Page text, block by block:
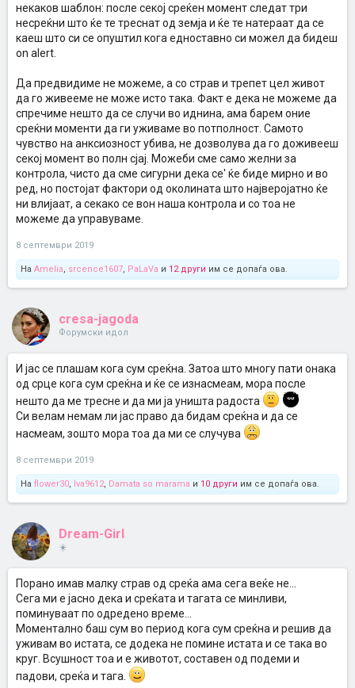
некаков шаблон: после секој среќен момент следат три
несреќни што ќе те треснат од земја и ќе те натераат да се
каеш што си се опуштил кога едноставно си можел да бидеш
on alert.
Да предвидиме не можеме, а со страв и трепет цел живот
да го живееме не може исто така. Факт е дека не можеме да
спречиме нешто да се случи во иднина, ама барем оние
среќни моменти да ги уживаме во потполност. Самото
чувство на анксиозност убива, не дозволува да го доживееш
секој момент во полн сјај. Можеби сме само желни за
контрола, чисто да сме сигурни дека се' ќе биде мирно и во
ред, но постојат фактори од околината што најверојатно ќе
ни влијаат, а секако се вон наша контрола и со тоа не
можеме да управуваме.
8 септември 2019
На Amelia, srcence1607, PaLaVa и 12 други им се допаѓа ова.
cresa-jagoda
Форумски идол
И јас се плашам кога сум среќна. Затоа што многу пати онака
од срце кога сум среќна и ќе се изнасмеам, мора после
нешто да ме тресне и да ми ја уништа радоста
Си велам немам ли јас право да бидам среќна и да се
насмеам, зошто мора тоа да ми се случува
8 септември 2019
На flower30, Iva9612, Damata so marama и 10 други им се допаѓа ова.
Dream-Girl
☀️
Порано имав малку страв од среќа ама сега веќе не...
Сега ми е јасно дека и среќата и тагата се минливи,
поминуваат по одредено време...
Моментално баш сум во период кога сум среќна и решив да
уживам во истата, се додека не помине истата и се така во
круг. Всушност тоа и е животот, составен од подеми и
падови, среќа и тага.